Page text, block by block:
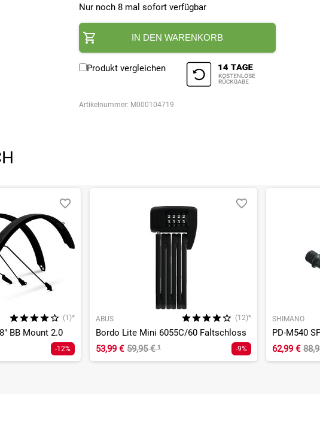
Nur noch 8 mal sofort verfügbar
IN DEN WARENKORB
Produkt vergleichen
Artikelnummer: M000104719
(1)*
BB Mount 2.0
-12%
ABUS (12)*
Bordo Lite Mini 6055C/60 Faltschloss
53,99 € 59,95 €¹ -9%
SHIMANO
PD-M540
62,99 €